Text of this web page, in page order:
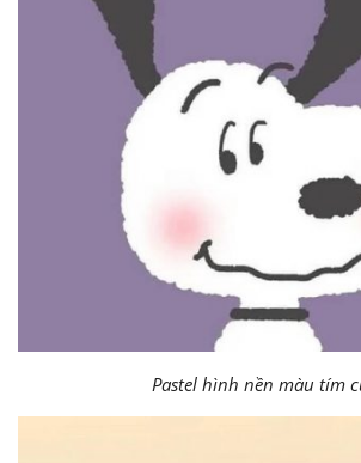
Pastel hình nền màu tím